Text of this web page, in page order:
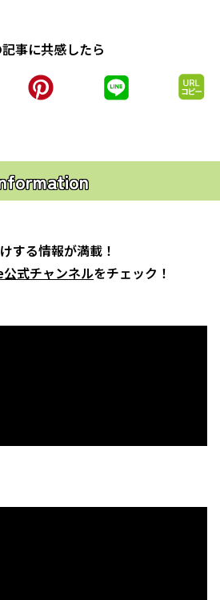
事に共感したら
する情報が満載！
式チャンネルをチェック！